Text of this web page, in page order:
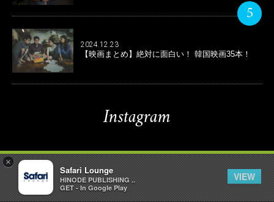
×
Safari Lounge
HINODE PUBLISHING ..
GET - In Google Play
VIEW
5
2024.12.23
【映画まとめ】絶対に面白い！ 韓国映画35本！
Instagram